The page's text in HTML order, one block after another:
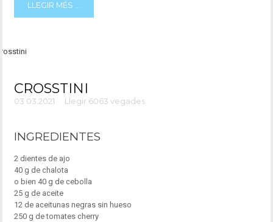
LLEGIR MÉS ...
CROSSTINI
03.03.2021 Llegir 6063 vegades
INGREDIENTES
2 dientes de ajo
40 g de chalota
o bien 40 g de cebolla
25 g de aceite
12 de aceitunas negras sin hueso
250 g de tomates cherry